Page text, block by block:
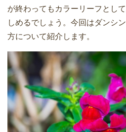
が終わってもカラーリーフとし
しめるでしょう。今回はダンシ
方について紹介します。